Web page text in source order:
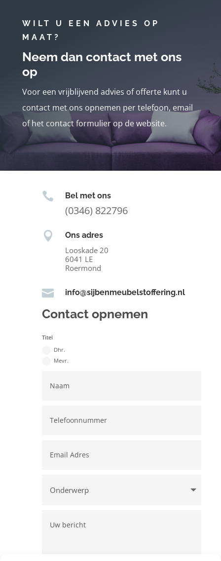
WILT U EEN ADVIES OP
MAAT?
Neem dan contact met ons
op
Voor een vrijblijvend advies of offerte kunt u
contact met ons opnemen per telefoon, email
of het contact formulier op de website.
 Bel met ons
(0346) 822796
 Ons adres
Looskade 20
6041 LE
Roermond
 info@sijbenmeubelstoffering.nl
Contact opnemen
Titel
Dhr.
Mevr.